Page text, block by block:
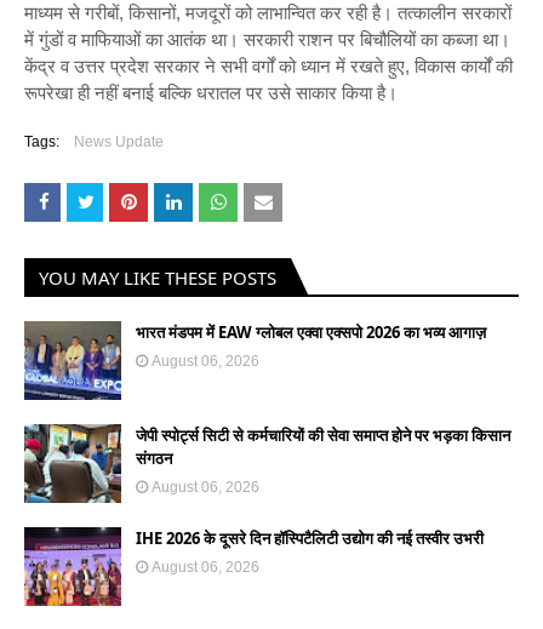
माध्यम से गरीबों, किसानों, मजदूरों को लाभान्वित कर रही है। तत्कालीन सरकारों
में गुंडों व माफियाओं का आतंक था। सरकारी राशन पर बिचौलियों का कब्जा था।
केंद्र व उत्तर प्रदेश सरकार ने सभी वर्गों को ध्यान में रखते हुए, विकास कार्यों की
रूपरेखा ही नहीं बनाई बल्कि धरातल पर उसे साकार किया है।
Tags: News Update
YOU MAY LIKE THESE POSTS
भारत मंडपम में EAW ग्लोबल एक्वा एक्सपो 2026 का भव्य आगाज़
August 06, 2026
जेपी स्पोर्ट्स सिटी से कर्मचारियों की सेवा समाप्त होने पर भड़का किसान
संगठन
August 06, 2026
IHE 2026 के दूसरे दिन हॉस्पिटैलिटी उद्योग की नई तस्वीर उभरी
August 06, 2026